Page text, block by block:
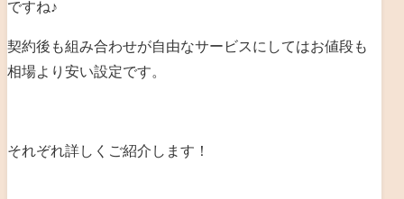
ですね♪
契約後も組み合わせが自由なサービスにしてはお値段も
相場より安い設定です。
それぞれ詳しくご紹介します！